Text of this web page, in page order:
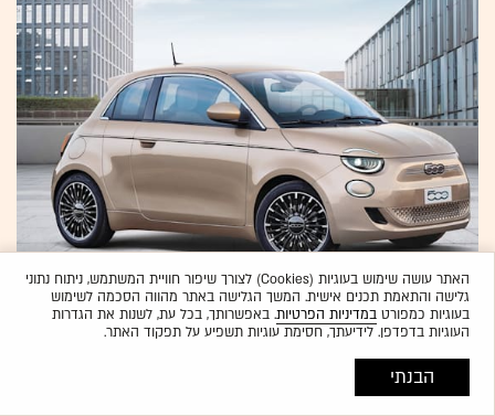
פיאט 500 חשמלית / צילום: יח''צ
פיאט 500 חשמלית
האתר עושה שימוש בעוגיות (Cookies) לצורך שיפור חוויית המשתמש, ניתוח נתוני
גלישה והתאמת תכנים אישית. המשך הגלישה באתר מהווה הסכמה לשימוש
בעוגיות כמפורטבמדיניות הפרטיות. באפשרותך, בכל עת, לשנות את הגדרות
העוגיות בדפדפן. לידיעתך, חסימת עוגיות תשפיע על תפקוד האתר.
הבנתי